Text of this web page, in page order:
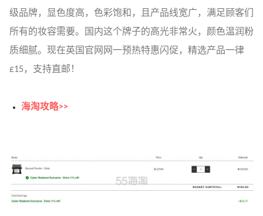
级品牌，显色度高，色彩饱和，且产品线宽广，满足顾客们
所有的妆容需要。国内这个牌子的高光非常火，颜色温润粉
质细腻。现在英国官网网一预热特惠闪促，精选产品一律
£15，支持直邮！
海淘攻略>>